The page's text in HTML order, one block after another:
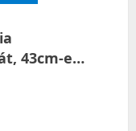
43cm-e…